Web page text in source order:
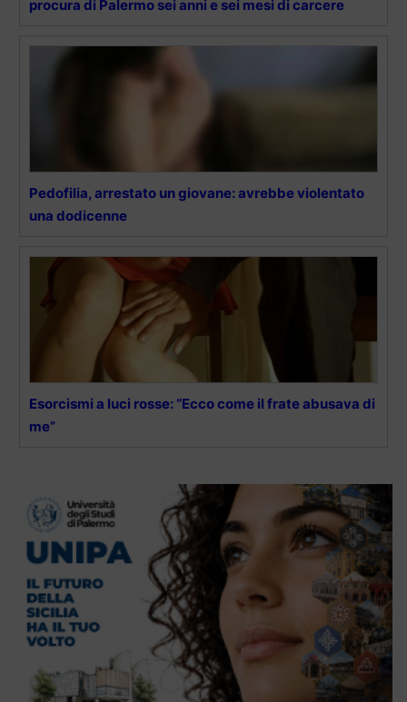
procura di Palermo sei anni e sei mesi di carcere
Pedofilia, arrestato un giovane: avrebbe violentato
una dodicenne
Esorcismi a luci rosse: “Ecco come il frate abusava di
me”